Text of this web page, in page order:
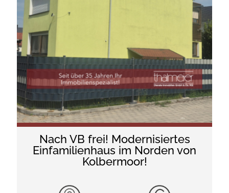
Nach VB frei! Modernisiertes
Einfamilienhaus im Norden von
Kolbermoor!